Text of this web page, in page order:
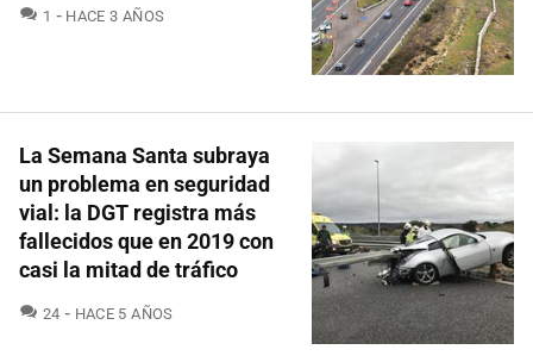
1 COMENTARIOS
HACE 3 AÑOS
La Semana Santa subraya
un problema en seguridad
vial: la DGT registra más
fallecidos que en 2019 con
casi la mitad de tráfico
24 COMENTARIOS
HACE 5 AÑOS